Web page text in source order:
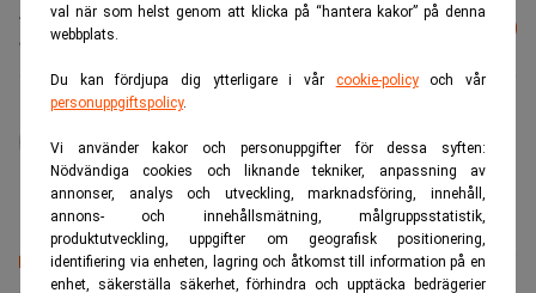
val när som helst genom att klicka på “hantera kakor” på denna
webbplats.
Du kan fördjupa dig ytterligare i vår cookie-policyoch vår
personuppgiftspolicy.
Vi använder kakor och personuppgifter för dessa syften:
Nödvändiga cookies och liknande tekniker, anpassning av
annonser, analys och utveckling, marknadsföring, innehåll,
annons- och innehållsmätning, målgruppsstatistik,
produktutveckling, uppgifter om geografisk positionering,
identifiering via enheten, lagring och åtkomst till information på en
enhet, säkerställa säkerhet, förhindra och upptäcka bedrägerier
Läs mer från Realtid - vårt nyhetsbrev
är kostnadsfritt:
Prenumerera
admin